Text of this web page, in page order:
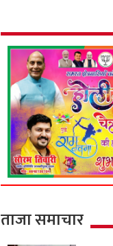
ताजा समाचार